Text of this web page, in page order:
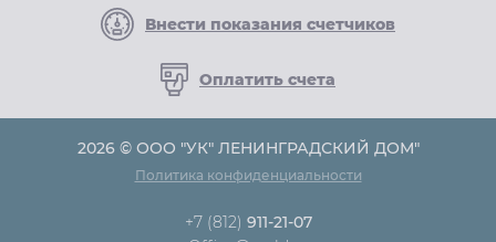
Внести показания счетчиков
Оплатить счета
2026 © ООО "УК" ЛЕНИНГРАДСКИЙ ДОМ"
Политика конфиденциальности
+7 (812) 911-21-07